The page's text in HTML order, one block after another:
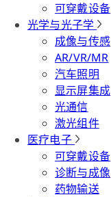
可穿戴设备
光学与光子学
成像与传感
AR/VR/MR
汽车照明
显示屏集成
光通信
激光组件
医疗电子
可穿戴设备
诊断与成像
药物输送